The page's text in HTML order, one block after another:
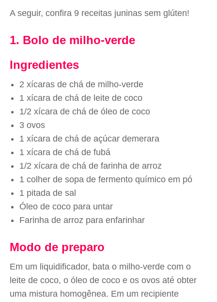
A seguir, confira 9 receitas juninas sem glúten!
1. Bolo de milho-verde
Ingredientes
2 xícaras de chá de milho-verde
1 xícara de chá de leite de coco
1/2 xícara de chá de óleo de coco
3 ovos
1 xícara de chá de açúcar demerara
1 xícara de chá de fubá
1/2 xícara de chá de farinha de arroz
1 colher de sopa de fermento químico em pó
1 pitada de sal
Óleo de coco para untar
Farinha de arroz para enfarinhar
Modo de preparo
Em um liquidificador, bata o milho-verde com o
leite de coco, o óleo de coco e os ovos até obter
uma mistura homogênea. Em um recipiente